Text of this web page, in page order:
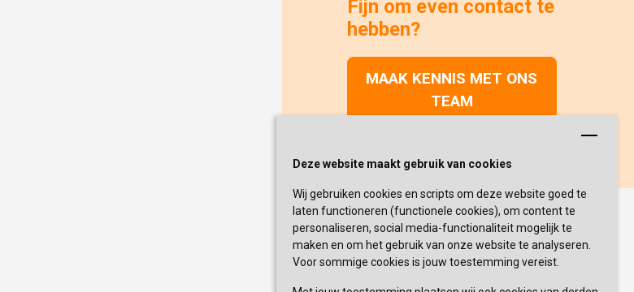
Deze website maakt gebruik van cookies
Wij gebruiken cookies en scripts om deze website goed te
laten functioneren (functionele cookies), om content te
personaliseren, social media-functionaliteit mogelijk te
maken en om het gebruik van onze website te analyseren.
Voor sommige cookies is jouw toestemming vereist.
Fijn om even contact te
hebben?
MAAK KENNIS MET ONS
TEAM